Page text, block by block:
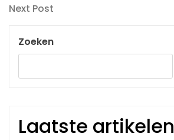
Next
Next Post
Zoeken
Laatste artikelen